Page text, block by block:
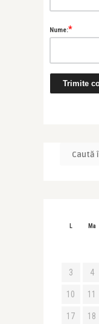
Nume:*
L Ma
3 4
10 11
17 18